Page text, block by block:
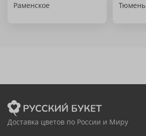
Раменское Тюмень
Доставка цветов по России и Миру